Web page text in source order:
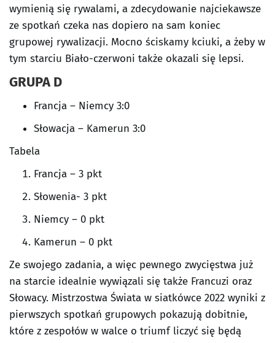
wymienią się rywalami, a zdecydowanie najciekawsze
ze spotkań czeka nas dopiero na sam koniec
grupowej rywalizacji. Mocno ściskamy kciuki, a żeby w
tym starciu Biało-czerwoni także okazali się lepsi.
GRUPA D
Francja – Niemcy 3:0
Słowacja – Kamerun 3:0
Tabela
Francja – 3 pkt
Słowenia- 3 pkt
Niemcy – 0 pkt
Kamerun – 0 pkt
Ze swojego zadania, a więc pewnego zwycięstwa już
na starcie idealnie wywiązali się także Francuzi oraz
Słowacy. Mistrzostwa Świata w siatkówce 2022 wyniki z
pierwszych spotkań grupowych pokazują dobitnie,
które z zespołów w walce o triumf liczyć się będą